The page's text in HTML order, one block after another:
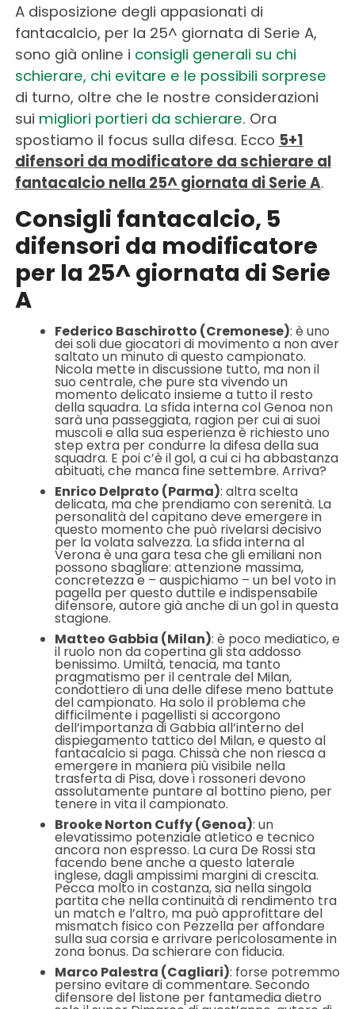
A disposizione degli appasionati di
fantacalcio, per la 25^ giornata di Serie A,
sono già online i consigli generali su chi
schierare, chi evitare e le possibili sorprese
di turno, oltre che le nostre considerazioni
sui migliori portieri da schierare. Ora
spostiamo il focus sulla difesa. Ecco 5+1
difensori da modificatore da schierare al
fantacalcio nella 25^ giornata di Serie A.
Consigli fantacalcio, 5
difensori da modificatore
per la 25^ giornata di Serie
A
Federico Baschirotto (Cremonese): è uno
dei soli due giocatori di movimento a non aver
saltato un minuto di questo campionato.
Nicola mette in discussione tutto, ma non il
suo centrale, che pure sta vivendo un
momento delicato insieme a tutto il resto
della squadra. La sfida interna col Genoa non
sarà una passeggiata, ragion per cui ai suoi
muscoli e alla sua esperienza è richiesto uno
step extra per condurre la difesa della sua
squadra. E poi c’è il gol, a cui ci ha abbastanza
abituati, che manca fine settembre. Arriva?
Enrico Delprato (Parma): altra scelta
delicata, ma che prendiamo con serenità. La
personalità del capitano deve emergere in
questo momento che può rivelarsi decisivo
per la volata salvezza. La sfida interna al
Verona è una gara tesa che gli emiliani non
possono sbagliare: attenzione massima,
concretezza e – auspichiamo – un bel voto in
pagella per questo duttile e indispensabile
difensore, autore già anche di un gol in questa
stagione.
Matteo Gabbia (Milan): è poco mediatico, e
il ruolo non da copertina gli sta addosso
benissimo. Umiltà, tenacia, ma tanto
pragmatismo per il centrale del Milan,
condottiero di una delle difese meno battute
del campionato. Ha solo il problema che
difficilmente i pagellisti si accorgono
dell’importanza di Gabbia all’interno del
dispiegamento tattico del Milan, e questo al
fantacalcio si paga. Chissà che non riesca a
emergere in maniera più visibile nella
trasferta di Pisa, dove i rossoneri devono
assolutamente puntare al bottino pieno, per
tenere in vita il campionato.
Brooke Norton Cuffy (Genoa): un
elevatissimo potenziale atletico e tecnico
ancora non espresso. La cura De Rossi sta
facendo bene anche a questo laterale
inglese, dagli ampissimi margini di crescita.
Pecca molto in costanza, sia nella singola
partita che nella continuità di rendimento tra
un match e l’altro, ma può approfittare del
mismatch fisico con Pezzella per affondare
sulla sua corsia e arrivare pericolosamente in
zona bonus. Da schierare con fiducia.
Marco Palestra (Cagliari): forse potremmo
persino evitare di commentare. Secondo
difensore del listone per fantamedia dietro